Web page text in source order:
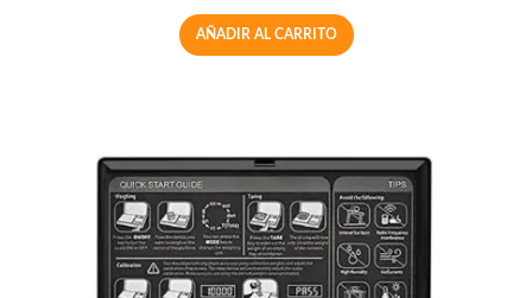
AÑADIR AL CARRITO